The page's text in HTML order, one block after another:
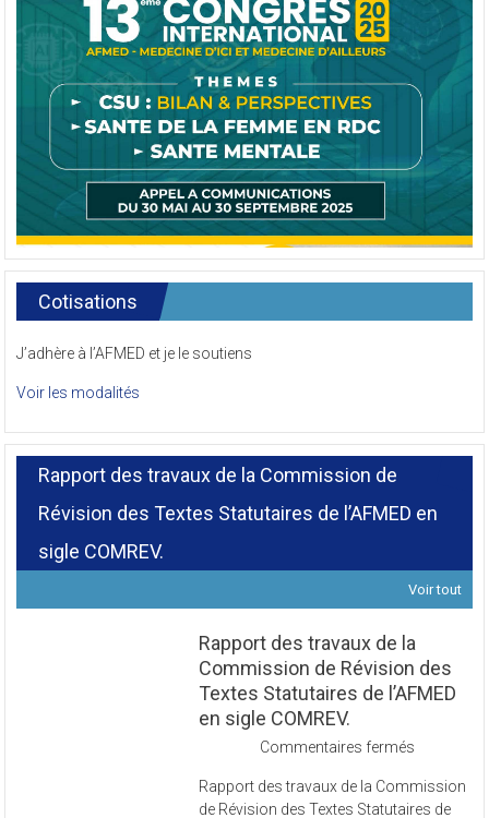
Cotisations
J’adhère à l’AFMED et je le soutiens
Voir les modalités
Rapport des travaux de la Commission de
Révision des Textes Statutaires de l’AFMED en
sigle COMREV.
Voir tout
Rapport des travaux de la
Commission de Révision des
Textes Statutaires de l’AFMED
en sigle COMREV.
Commentaires fermés
des
travaux
Rapport des travaux de la Commission
de Révision des Textes Statutaires de